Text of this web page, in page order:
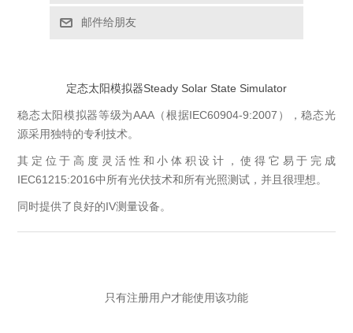
邮件给朋友
定态太阳模拟器Steady Solar State Simulator
稳态太阳模拟器等级为AAA（根据IEC60904-9:2007），稳态光
源采用独特的专利技术。
其定位于高度灵活性和小体积设计，使得它易于完成
IEC61215:2016中所有光伏技术和所有光照测试，并且很理想。
同时提供了良好的IV测量设备。
只有注册用户才能使用该功能